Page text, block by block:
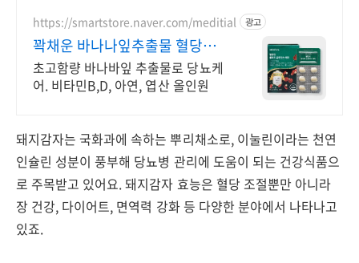
요.
https://smartstore.naver.com/meditial 광고
꽉채운 바나나잎추출물 혈당컷
식약처 기능성 인정원료 사용
초고함량 바나바잎 추출물로 당뇨케
어. 비타민B,D, 아연, 엽산 올인원
돼지감자는 국화과에 속하는 뿌리채소로, 이눌린이라는 천연
인슐린 성분이 풍부해 당뇨병 관리에 도움이 되는 건강식품으
로 주목받고 있어요. 돼지감자 효능은 혈당 조절뿐만 아니라
장 건강, 다이어트, 면역력 강화 등 다양한 분야에서 나타나고
있죠.